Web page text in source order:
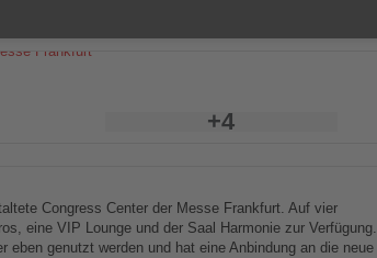
+4
Congress Center der Messe Frankfurt. Auf vier
eine VIP Lounge und der Saal Harmonie zur Verfügung.
genutzt werden und hat eine Anbindung an die neue